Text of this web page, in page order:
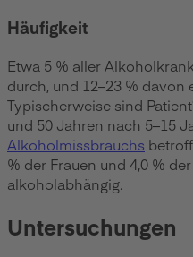
Häufigkeit
Etwa 5 % aller
durch, und 12–23 % davon
Typischerweise sind
und 50 Jahren nach 5–15
Alkoholmissbrauchs
% der Frauen und 4,0 %
alkoholabhängig.
Untersuchungen